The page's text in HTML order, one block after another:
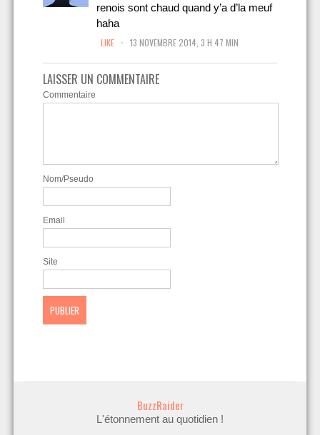
renois sont chaud quand y’a d’la meuf
haha
LIKE . 13 NOVEMBRE 2014, 3 H 47 MIN
LAISSER UN COMMENTAIRE
Commentaire
Nom/Pseudo
Email
Site
BuzzRaider
L'étonnement au quotidien !